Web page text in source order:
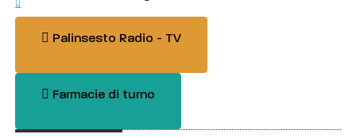
Palinsesto Radio - TV
Farmacie di turno